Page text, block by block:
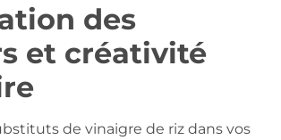
des
et créativité
de vinaigre de riz dans vos